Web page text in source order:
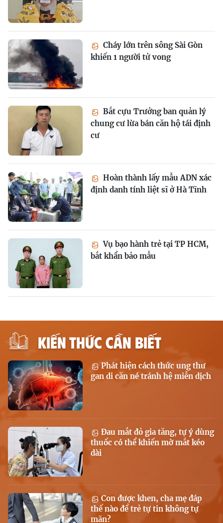
Cháy lớn trên sông Sài Gòn
khiến 1 người tử vong
Bắt cựu Trưởng ban quản lý
chung cư lừa bán căn hộ tái định
cư
Hoàn thành lấy mẫu ADN xác
định danh tính liệt sĩ ở Hà Tĩnh
Vụ bạo hành trẻ tại TP HCM,
bắt khẩn bảo mẫu
KIẾN THỨC CẦN BIẾT
Phát hiện cách thức ung thư
gan di căn né tránh hệ miễn dịch
Đau mắt đỏ gia tăng, tự ý dùng
thuốc có thể khiến mờ mắt kéo
dài
Con được khen, cha mẹ đáp
thế nào để trẻ tự tin không tự
mãn?